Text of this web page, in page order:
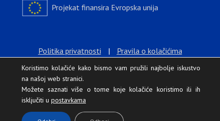
Projekat finansira Evropska unija
Politika privatnosti | Pravila o kolačićima
Koristimo kolačiće kako bismo vam pružili najbolje iskustvo
na našoj web stranici.
Možete saznati više o tome koje kolačiće koristimo ili ih
isključiti u postavkama
.